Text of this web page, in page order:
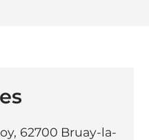
62700 Bruay-la-